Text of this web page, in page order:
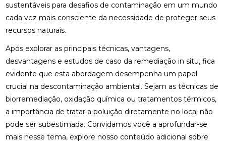
sustentáveis para desafios de contaminação em um mundo
cada vez mais consciente da necessidade de proteger seus
recursos naturais.
Após explorar as principais técnicas, vantagens,
desvantagens e estudos de caso da remediação in situ, fica
evidente que esta abordagem desempenha um papel
crucial na descontaminação ambiental. Sejam as técnicas de
biorremediação, oxidação química ou tratamentos térmicos,
a importância de tratar a poluição diretamente no local não
pode ser subestimada. Convidamos você a aprofundar-se
mais nesse tema, explore nosso conteúdo adicional sobre